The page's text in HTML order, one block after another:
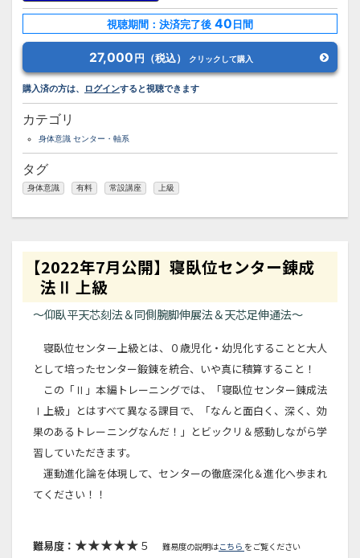
視聴期間：決済完了後 40日間
27,000円（税込） クリックして購入
購入済の方は、 ログインすると視聴できます
カテゴリ
身体意識 センター・軸系
タグ
身体意識 有料 常設講座 上級
【2022年7月公開】寝臥位センター錬成
法Ⅱ 上級
～仰臥平天芯刻法＆同側腕脚伸展法＆天芯足伸通法～
寝臥位センター上級とは、０歳児化・幼児化することと大人
として培ったセンター鍛錬を統合、いや真に積算すること！
この「Ⅱ」本編トレーニングでは、「寝臥位センター錬成法
Ⅰ上級」とはすべて異なる課目で、「なんと面白く、深く、効
果のあるトレーニングなんだ！」とビックリ＆感動しながら学
習していただきます。
運動進化論を体現して、センターの徹底深化＆進化へ歩まれ
てください！！
難易度： ★★★★★ ５ 難易度の説明はこちら をご覧ください